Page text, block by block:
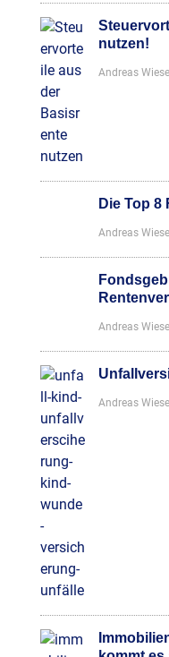
nutzen!
Andreas Wiese
Die Top
Andreas Wiese
Andreas Wiese
Andreas Wiese